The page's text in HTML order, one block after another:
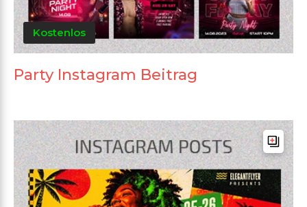
Kostenlos
Party Instagram Beitrag